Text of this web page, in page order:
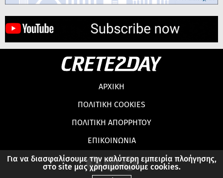
Για να διασφαλίσουμε την καλύτερη εμπειρία πλοήγησης,
στο site μας χρησιμοποιούμε cookies.
ΑΡΧΙΚΗ
ΠΟΛΙΤΙΚΗ COOKIES
ΠΟΛΙΤΙΚΗ ΑΠΟΡΡΗΤΟΥ
ΕΠΙΚΟΙΝΩΝΙΑ